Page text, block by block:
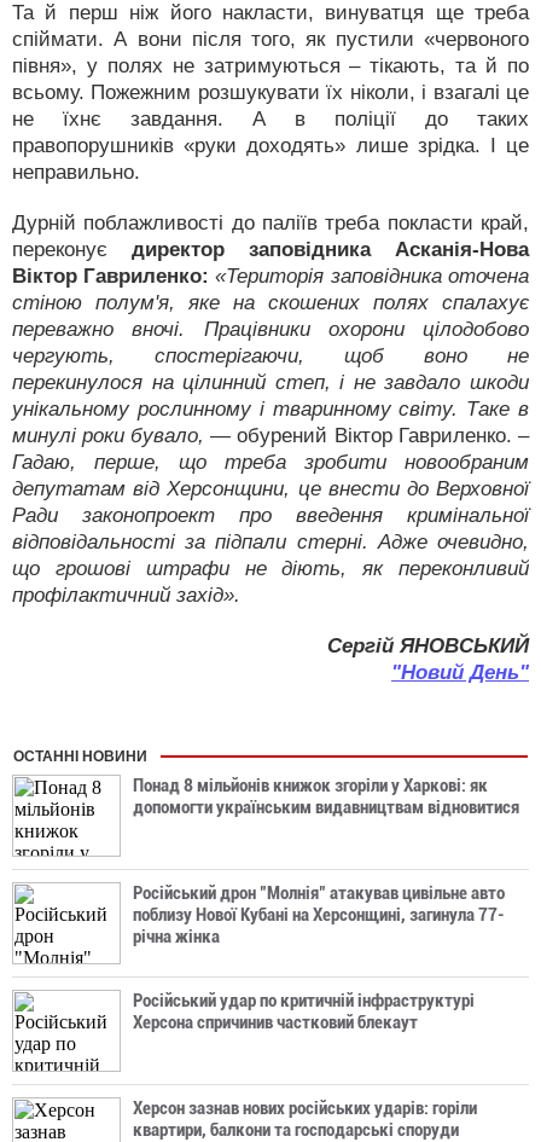
Та й перш ніж його накласти, винуватця ще треба
спіймати. А вони після того, як пустили «червоного
півня», у полях не затримуються – тікають, та й по
всьому. Пожежним розшукувати їх ніколи, і взагалі це
не їхнє завдання. А в поліції до таких
правопорушників «руки доходять» лише зрідка. І це
неправильно.
Дурній поблажливості до паліїв треба покласти край,
переконує директор заповідника Асканія-Нова
Віктор Гавриленко: «Територія заповідника оточена
стіною полум'я, яке на скошених полях спалахує
переважно вночі. Працівники охорони цілодобово
чергують, спостерігаючи, щоб воно не
перекинулося на цілинний степ, і не завдало шкоди
унікальному рослинному і тваринному світу. Таке в
минулі роки бувало, — обурений Віктор Гавриленко. –
Гадаю, перше, що треба зробити новообраним
депутатам від Херсонщини, це внести до Верховної
Ради законопроект про введення кримінальної
відповідальності за підпали стерні. Адже очевидно,
що грошові штрафи не діють, як переконливий
профілактичний захід».
Сергій ЯНОВСЬКИЙ
"Новий День"
ОСТАННІ НОВИНИ
Понад 8 мільйонів книжок згоріли у Харкові: як
допомогти українським видавництвам відновитися
Російський дрон "Молнія" атакував цивільне авто
поблизу Нової Кубані на Херсонщині, загинула 77-
річна жінка
Російський удар по критичній інфраструктурі
Херсона спричинив частковий блекаут
Херсон зазнав нових російських ударів: горіли
квартири, балкони та господарські споруди